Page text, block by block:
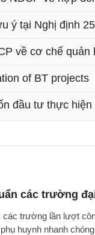
ý tại Nghị định
về cơ chế quản
of BT projects
đầu tư thực
các trường
trường lần lượt
huynh nhanh